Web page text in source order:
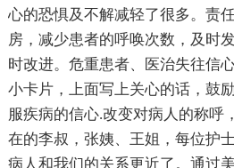
心的恐惧及不解减轻了很多。责
房，减少患者的呼唤次数，及时
时改进。危重患者、医治失往信
小卡片，上面写上关心的话，鼓
服疾病的信心.改变对病人的称呼
在的李叔，张姨、王姐，每位护
病人和我们的关系更近了。通过